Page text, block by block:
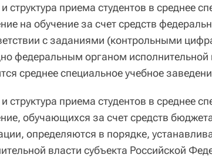
структура приема студентов в среднее
на обучение за счет средств
с заданиями (контрольными
федеральным органом исполнительной
среднее специальное учебное
структура приема студентов в среднее
обучающихся за счет средств
определяются в порядке,
власти субъекта Российской